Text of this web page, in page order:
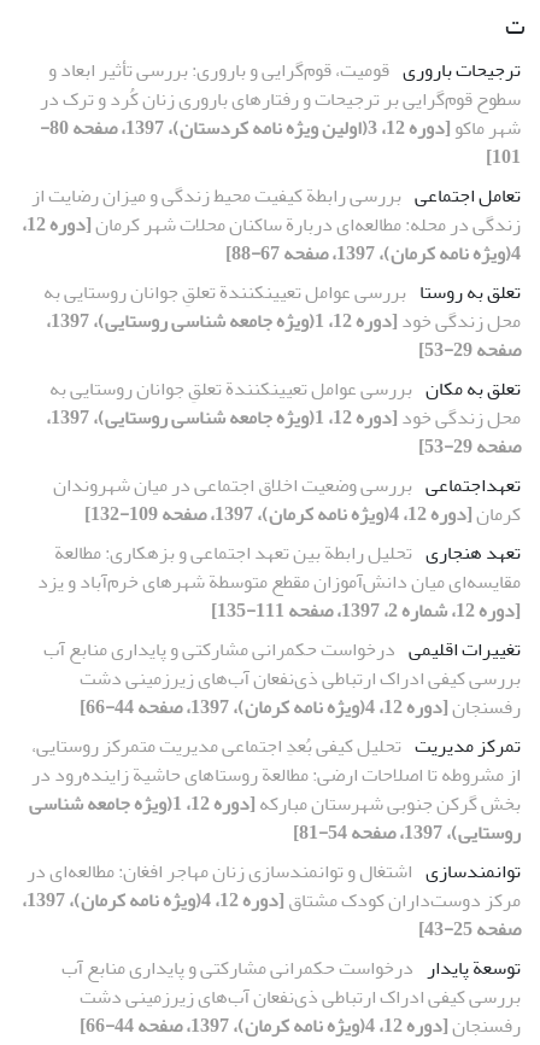
ت
ترجیحات باروری قومیت، قوم‌گرایی و باروری: بررسی تأثیر ابعاد و
سطوح قوم‌گرایی بر ترجیحات و رفتارهای باروری زنان کُرد و ترک در
شهر ماکو
[دوره 12، 3(اولین ویژه نامه کردستان)، 1397، صفحه 80-
101]
تعامل اجتماعی بررسی رابطة کیفیت محیط زندگی و میزان رضایت از
زندگی در محله: مطالعه‌ای دربارة ساکنان محلات شهر کرمان
[دوره 12،
4(ویژه نامه کرمان)، 1397، صفحه 67-88]
تعلق به روستا بررسی عوامل تعیینکنندة تعلقِ جوانان روستایی به
محل زندگی خود
[دوره 12، 1(ویژه جامعه شناسی روستایی)، 1397،
صفحه 29-53]
تعلق به مکان بررسی عوامل تعیینکنندة تعلقِ جوانان روستایی به
محل زندگی خود
[دوره 12، 1(ویژه جامعه شناسی روستایی)، 1397،
صفحه 29-53]
تعهد‌اجتماعی بررسی وضعیت اخلاق اجتماعی در میان شهروندان
کرمان[دوره 12، 4(ویژه نامه کرمان)، 1397، صفحه 109-132]
تعهد هنجاری تحلیل رابطة بین تعهد اجتماعی و بزهکاری: مطالعة
مقایسه‌ای میان دانش‌آموزان مقطع متوسطة شهرهای خرم‌آباد و یزد
[دوره 12، شماره 2، 1397، صفحه 111-135]
تغییرات اقلیمی درخواست حکمرانی مشارکتی و پایداری منابع آب
بررسی کیفی ادراک ارتباطی ذی‌نفعان آب‌های زیرزمینی دشت
رفسنجان[دوره 12، 4(ویژه نامه کرمان)، 1397، صفحه 44-66]
تمرکز مدیریت تحلیل کیفی بُعدِ اجتماعی مدیریت متمرکز روستایی،
از مشروطه تا اصلاحات ارضی: مطالعة روستاهای حاشیة زاینده‌رود در
بخش گرکن جنوبی شهرستان مبارکه
[دوره 12، 1(ویژه جامعه شناسی
روستایی)، 1397، صفحه 54-81]
توانمندسازی اشتغال و توانمندسازی زنان مهاجر افغان: مطالعه‌ای در
مرکز دوست‌داران کودک مشتاق
[دوره 12، 4(ویژه نامه کرمان)، 1397،
صفحه 25-43]
توسعة پایدار درخواست حکمرانی مشارکتی و پایداری منابع آب
بررسی کیفی ادراک ارتباطی ذی‌نفعان آب‌های زیرزمینی دشت
رفسنجان[دوره 12، 4(ویژه نامه کرمان)، 1397، صفحه 44-66]